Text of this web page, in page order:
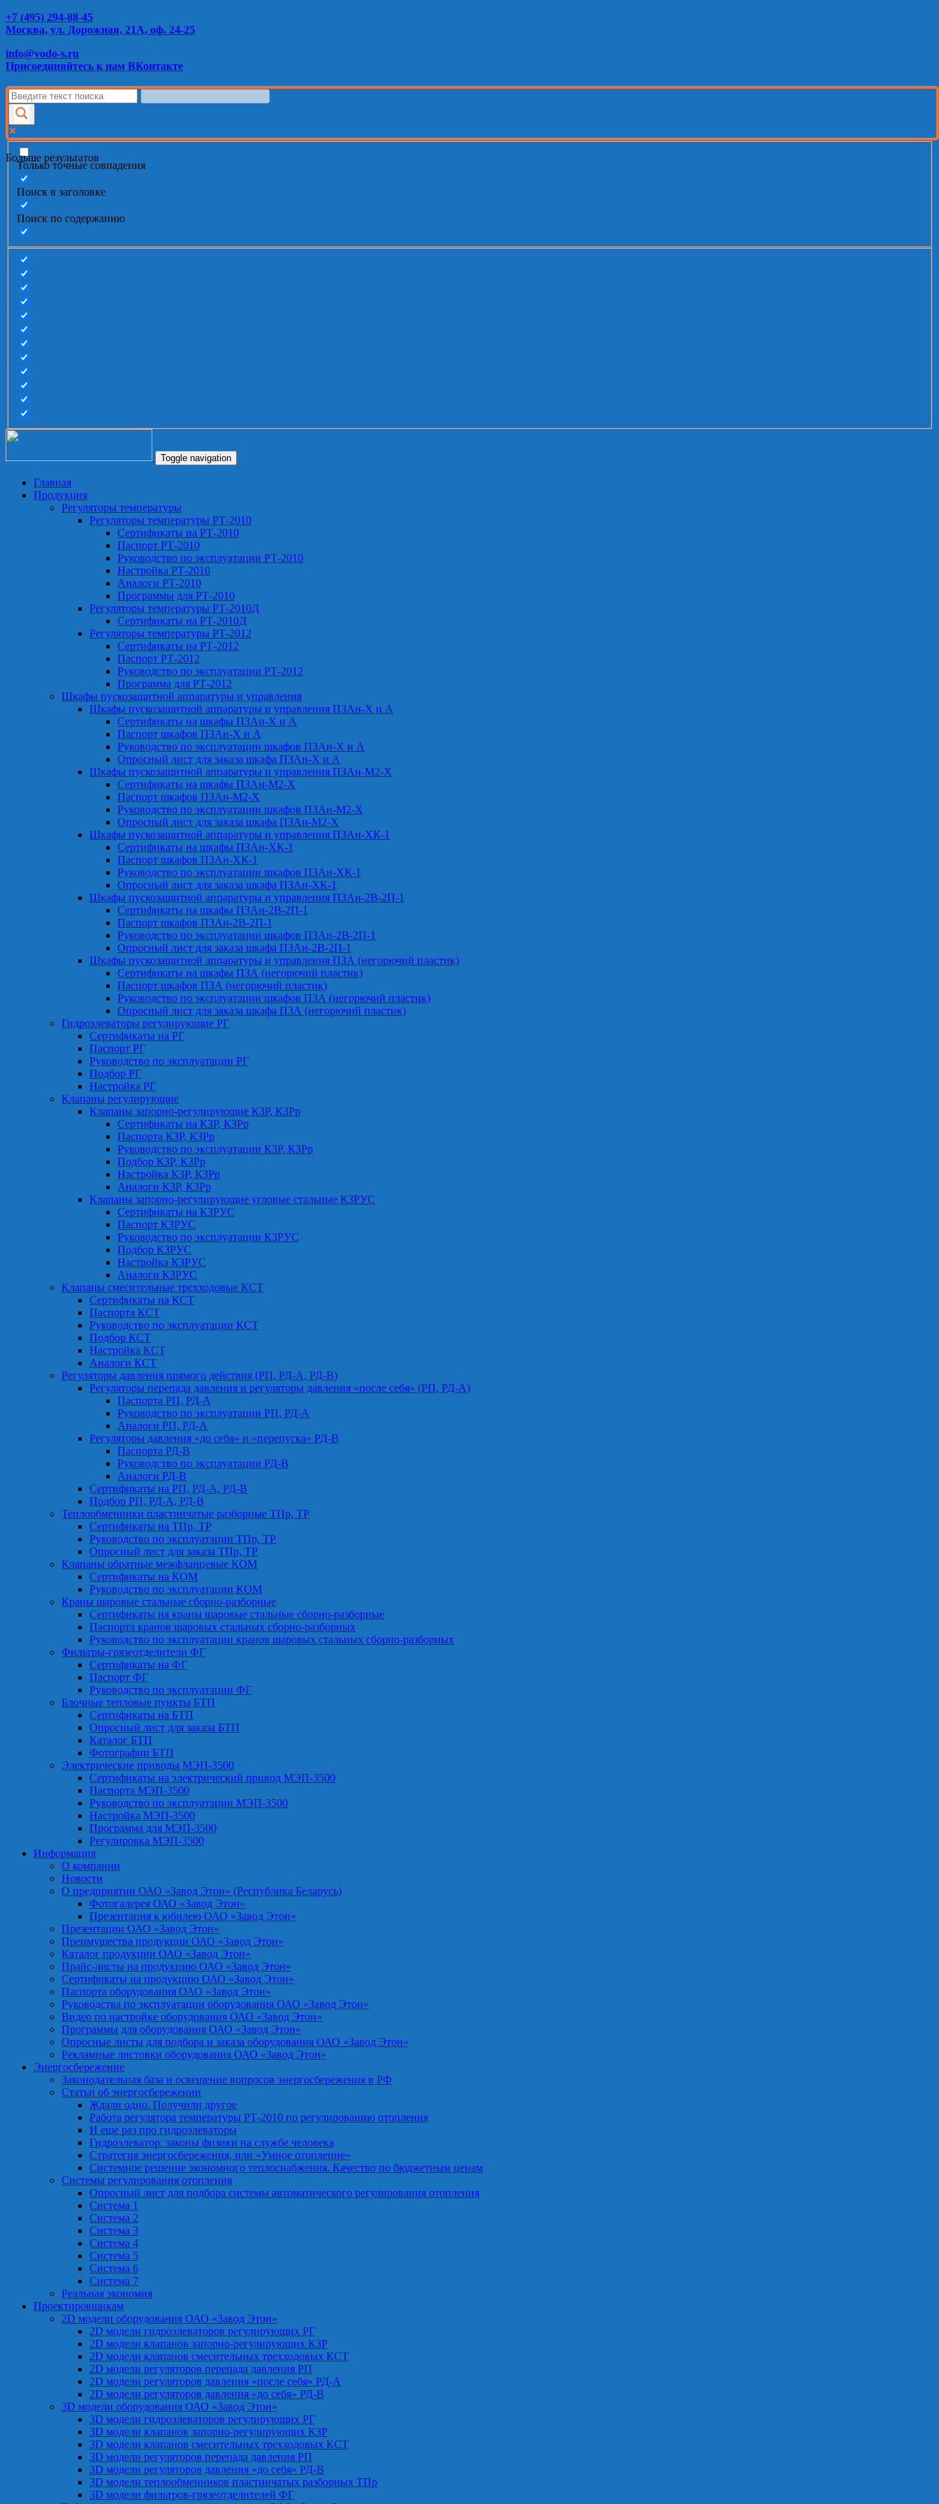
+7 (495) 294-88-45
Москва, ул. Дорожная, 21А, оф. 24-25
info@vodo-s.ru
Присоединяйтесь к нам ВКонтакте
Больше результатов
Только точные совпадения
Поиск в заголовке
Поиск по содержанию
Toggle navigation
Главная
Продукция
Регуляторы температуры
Регуляторы температуры РТ-2010
Сертификаты на РТ-2010
Паспорт РТ-2010
Руководство по эксплуатации РТ-2010
Настройка РТ-2010
Аналоги РТ-2010
Программы для РТ-2010
Регуляторы температуры РТ-2010Д
Сертификаты на РТ-2010Д
Регуляторы температуры РТ-2012
Сертификаты на РТ-2012
Паспорт РТ-2012
Руководство по эксплуатации РТ-2012
Программа для РТ-2012
Шкафы пускозащитной аппаратуры и управления
Шкафы пускозащитной аппаратуры и управления ПЗАн-Х и А
Сертификаты на шкафы ПЗАн-Х и А
Паспорт шкафов ПЗАн-Х и А
Руководство по эксплуатации шкафов ПЗАн-Х и А
Опросный лист для заказа шкафа ПЗАн-Х и А
Шкафы пускозащитной аппаратуры и управления ПЗАн-М2-Х
Сертификаты на шкафы ПЗАн-М2-Х
Паспорт шкафов ПЗАн-М2-Х
Руководство по эксплуатации шкафов ПЗАн-М2-Х
Опросный лист для заказа шкафа ПЗАн-М2-Х
Шкафы пускозащитной аппаратуры и управления ПЗАн-ХК-1
Сертификаты на шкафы ПЗАн-ХК-1
Паспорт шкафов ПЗАн-ХК-1
Руководство по эксплуатации шкафов ПЗАн-ХК-1
Опросный лист для заказа шкафа ПЗАн-ХК-1
Шкафы пускозащитной аппаратуры и управления ПЗАн-2В-2П-1
Сертификаты на шкафы ПЗАн-2В-2П-1
Паспорт шкафов ПЗАн-2В-2П-1
Руководство по эксплуатации шкафов ПЗАн-2В-2П-1
Опросный лист для заказа шкафа ПЗАн-2В-2П-1
Шкафы пускозащитной аппаратуры и управления ПЗА (негорючий пластик)
Сертификаты на шкафы ПЗА (негорючий пластик)
Паспорт шкафов ПЗА (негорючий пластик)
Руководство по эксплуатации шкафов ПЗА (негорючий пластик)
Опросный лист для заказа шкафа ПЗА (негорючий пластик)
Гидроэлеваторы регулирующие РГ
Сертификаты на РГ
Паспорт РГ
Руководство по эксплуатации РГ
Подбор РГ
Настройка РГ
Клапаны регулирующие
Клапаны запорно-регулирующие КЗР, КЗРр
Сертификаты на КЗР, КЗРр
Паспорта КЗР, КЗРр
Руководство по эксплуатации КЗР, КЗРр
Подбор КЗР, КЗРр
Настройка КЗР, КЗРр
Аналоги КЗР, КЗРр
Клапаны запорно-регулирующие угловые стальные КЗРУС
Сертификаты на КЗРУС
Паспорт КЗРУС
Руководство по эксплуатации КЗРУС
Подбор КЗРУС
Настройка КЗРУС
Аналоги КЗРУС
Клапаны смесительные трехходовые КСТ
Сертификаты на КСТ
Паспорта КСТ
Руководство по эксплуатации КСТ
Подбор КСТ
Настройка КСТ
Аналоги КСТ
Регуляторы давления прямого действия (РП, РД-А, РД-В)
Регуляторы перепада давления и регуляторы давления «после себя» (РП, РД-А)
Паспорта РП, РД-А
Руководство по эксплуатации РП, РД-А
Аналоги РП, РД-А
Регуляторы давления «до себя» и «перепуска» РД-В
Паспорта РД-В
Руководство по эксплуатации РД-В
Аналоги РД-В
Сертификаты на РП, РД-А, РД-В
Подбор РП, РД-А, РД-В
Теплообменники пластинчатые разборные ТПр, ТР
Сертификаты на ТПр, ТР
Руководство по эксплуатации ТПр, ТР
Опросный лист для заказа ТПр, ТР
Клапаны обратные межфланцевые КОМ
Сертификаты на КОМ
Руководство по эксплуатации КОМ
Краны шаровые стальные сборно-разборные
Сертификаты на краны шаровые стальные сборно-разборные
Паспорта кранов шаровых стальных сборно-разборных
Руководство по эксплуатации кранов шаровых стальных сборно-разборных
Фильтры-грязеотделители ФГ
Сертификаты на ФГ
Паспорт ФГ
Руководство по эксплуатации ФГ
Блочные тепловые пункты БТП
Сертификаты на БТП
Опросный лист для заказа БТП
Каталог БТП
Фотографии БТП
Электрические приводы МЭП-3500
Сертификаты на электрический привод МЭП-3500
Паспорта МЭП-3500
Руководство по эксплуатации МЭП-3500
Настройка МЭП-3500
Программа для МЭП-3500
Регулировка МЭП-3500
Информация
О компании
Новости
О предприятии ОАО «Завод Этон» (Республика Беларусь)
Фотогалерея ОАО «Завод Этон»
Презентация к юбилею ОАО «Завод Этон»
Презентации ОАО «Завод Этон»
Преимущества продукции ОАО «Завод Этон»
Каталог продукции ОАО «Завод Этон»
Прайс-листы на продукцию ОАО «Завод Этон»
Сертификаты на продукцию ОАО «Завод Этон»
Паспорта оборудования ОАО «Завод Этон»
Руководства по эксплуатации оборудования ОАО «Завод Этон»
Видео по настройке оборудования ОАО «Завод Этон»
Программы для оборудования ОАО «Завод Этон»
Опросные листы для подбора и заказа оборудования ОАО «Завод Этон»
Рекламные листовки оборудования ОАО «Завод Этон»
Энергосбережение
Законодательная база и освещение вопросов энергосбережения в РФ
Статьи об энергосбережении
Ждали одно. Получили другое
Работа регулятора температуры РТ-2010 по регулированию отопления
И еще раз про гидроэлеваторы
Гидроэлеватор: законы физики на службе человека
Стратегия энергосбережения, или «Умное отопление»
Системное решение экономного теплоснабжения. Качество по бюджетным ценам
Системы регулирования отопления
Опросный лист для подбора системы автоматического регулирования отопления
Система 1
Система 2
Система 3
Система 4
Система 5
Система 6
Система 7
Реальная экономия
Проектировщикам
2D модели оборудования ОАО «Завод Этон»
2D модели гидроэлеваторов регулирующих РГ
2D модели клапанов запорно-регулирующих КЗР
2D модели клапанов смесительных трехходовых КСТ
2D модели регуляторов перепада давления РП
2D модели регуляторов давления «после себя» РД-А
2D модели регуляторов давления «до себя» РД-В
3D модели оборудования ОАО «Завод Этон»
3D модели гидроэлеваторов регулирующих РГ
3D модели клапанов запорно-регулирующих КЗР
3D модели клапанов смесительных трехходовых КСТ
3D модели регуляторов перепада давления РП
3D модели регуляторов давления «до себя» РД-В
3D модели теплообменников пластинчатых разборных ТПр
3D модели фильтров-грязеотделителей ФГ